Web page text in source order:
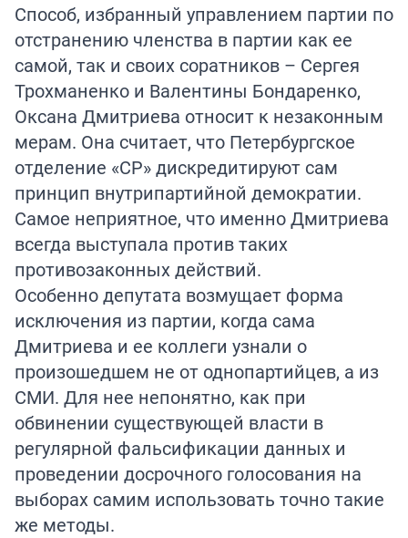
Способ, избранный управлением партии по
отстранению членства в партии как ее
самой, так и своих соратников – Сергея
Трохманенко и Валентины Бондаренко,
Оксана Дмитриева относит к незаконным
мерам. Она считает, что Петербургское
отделение «СР» дискредитируют сам
принцип внутрипартийной демократии.
Самое неприятное, что именно Дмитриева
всегда выступала против таких
противозаконных действий.
Особенно депутата возмущает форма
исключения из партии, когда сама
Дмитриева и ее коллеги узнали о
произошедшем не от однопартийцев, а из
СМИ. Для нее непонятно, как при
обвинении существующей власти в
регулярной фальсификации данных и
проведении досрочного голосования на
выборах самим использовать точно такие
же методы.